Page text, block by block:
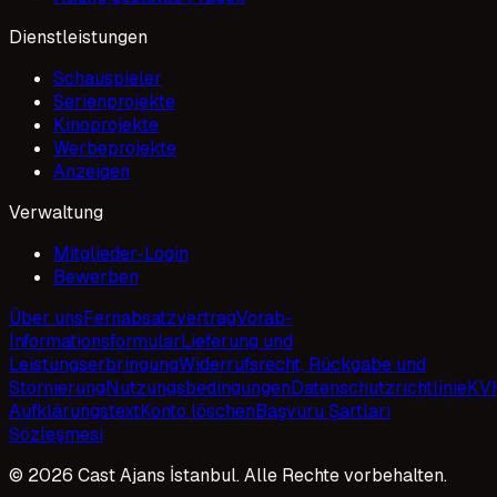
Dienstleistungen
Schauspieler
Serienprojekte
Kinoprojekte
Werbeprojekte
Anzeigen
Verwaltung
Mitglieder-Login
Bewerben
Über unsFernabsatzvertragVorab-
InformationsformularLieferung und
LeistungserbringungWiderrufsrecht, Rückgabe und
StornierungNutzungsbedingungenDatenschutzrichtlinie
AufklärungstextKonto löschenBaşvuru Şartları
Sözleşmesi
© 2026 Cast Ajans İstanbul. Alle Rechte vorbehalten.